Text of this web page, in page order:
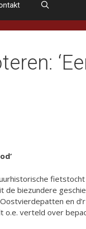
biezundere
en
o.e. verteld over